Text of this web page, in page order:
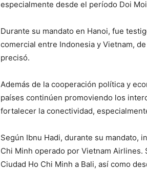
especialmente desde el período Doi
Durante su mandato en Hanoi, fue
comercial entre Indonesia y Vietnam,
precisó.
Además de la cooperación política y
países continúen promoviendo los
fortalecer la conectividad,
Según Ibnu Hadi, durante su mandato,
Chi Minh operado por Vietnam
Ciudad Ho Chi Minh a Bali, así como